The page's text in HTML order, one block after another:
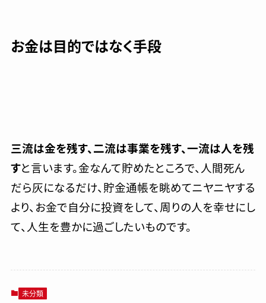
お金は目的ではなく手段
三流は金を残す、二流は事業を残す、一流は人を残
すと言います。金なんて貯めたところで、人間死ん
だら灰になるだけ、貯金通帳を眺めてニヤニヤする
より、お金で自分に投資をして、周りの人を幸せにし
て、人生を豊かに過ごしたいものです。
未分類